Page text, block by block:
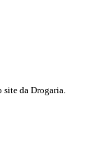
site da Drogaria.